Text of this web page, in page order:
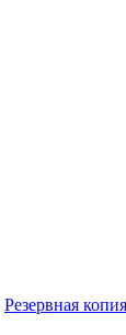
Резервная